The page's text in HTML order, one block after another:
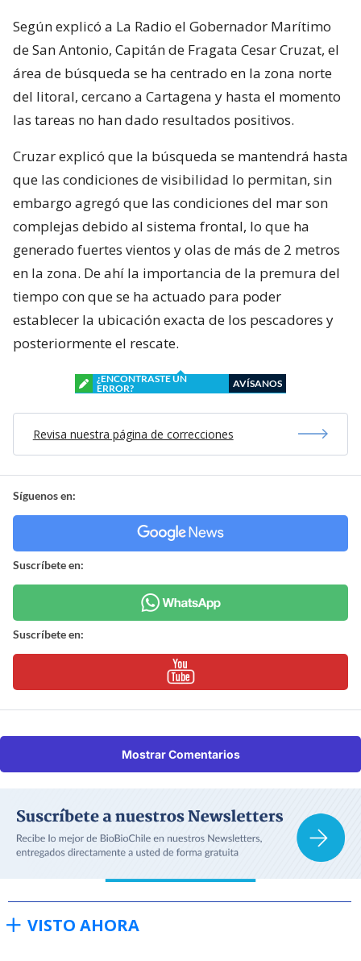
Según explicó a La Radio el Gobernador Marítimo
de San Antonio, Capitán de Fragata Cesar Cruzat, el
área de búsqueda se ha centrado en la zona norte
del litoral, cercano a Cartagena y hasta el momento
las tareas no han dado resultados positivos.
Cruzar explicó que la búsqueda se mantendrá hasta
que las condiciones de visibilidad lo permitan, sin
embargo agregó que las condiciones del mar son
complejas debido al sistema frontal, lo que ha
generado fuertes vientos y olas de más de 2 metros
en la zona. De ahí la importancia de la premura del
tiempo con que se ha actuado para poder
establecer la ubicación exacta de los pescadores y
posteriormente el rescate.
¿ENCONTRASTE UN
ERROR?
AVÍSANOS
Revisa nuestra página de correcciones
Síguenos en:
Suscríbete en:
Suscríbete en:
Mostrar Comentarios
VISTO AHORA